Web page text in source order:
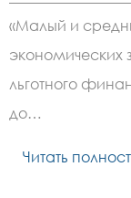
«Малый и
экономических
льготного
до…
Читать